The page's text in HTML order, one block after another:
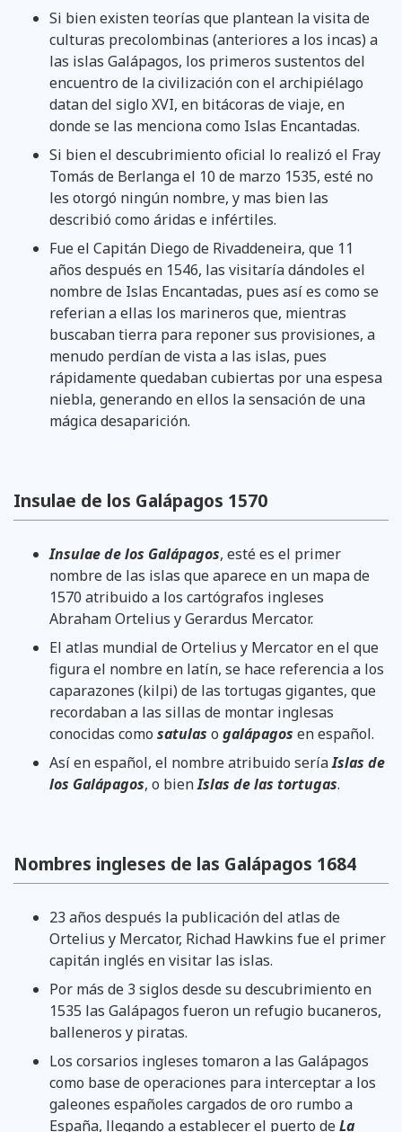
Si bien existen teorías que plantean la visita de
culturas precolombinas (anteriores a los incas) a
las islas Galápagos, los primeros sustentos del
encuentro de la civilización con el archipiélago
datan del siglo XVI, en bitácoras de viaje, en
donde se las menciona como Islas Encantadas.
Si bien el descubrimiento oficial lo realizó el Fray
Tomás de Berlanga el 10 de marzo 1535, esté no
les otorgó ningún nombre, y mas bien las
describió como áridas e infértiles.
Fue el Capitán Diego de Rivaddeneira, que 11
años después en 1546, las visitaría dándoles el
nombre de Islas Encantadas, pues así es como se
referian a ellas los marineros que, mientras
buscaban tierra para reponer sus provisiones, a
menudo perdían de vista a las islas, pues
rápidamente quedaban cubiertas por una espesa
niebla, generando en ellos la sensación de una
mágica desaparición.
Insulae de los Galápagos 1570
Insulae de los Galápagos, esté es el primer
nombre de las islas que aparece en un mapa de
1570 atribuido a los cartógrafos ingleses
Abraham Ortelius y Gerardus Mercator.
El atlas mundial de Ortelius y Mercator en el que
figura el nombre en latín, se hace referencia a los
caparazones (kilpi) de las tortugas gigantes, que
recordaban a las sillas de montar inglesas
conocidas como satulas o galápagos en español.
Así en español, el nombre atribuido seríaIslas de
los Galápagos, o bienIslas de las tortugas.
Nombres ingleses de las Galápagos 1684
23 años después la publicación del atlas de
Ortelius y Mercator, Richad Hawkins fue el primer
capitán inglés en visitar las islas.
Por más de 3 siglos desde su descubrimiento en
1535 las Galápagos fueron un refugio bucaneros,
balleneros y piratas.
Los corsarios ingleses tomaron a las Galápagos
como base de operaciones para interceptar a los
galeones españoles cargados de oro rumbo a
España, llegando a establecer el puerto deLa